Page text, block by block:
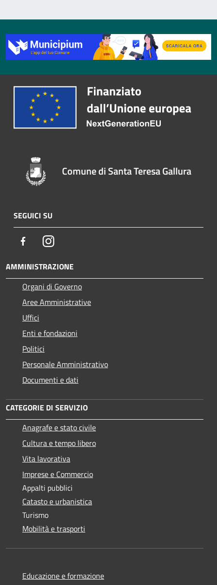
Comune di Santa Teresa Gallura
SEGUICI SU
FacebookInstagram
AMMINISTRAZIONE
Organi di Governo
Aree Amministrative
Uffici
Enti e fondazioni
Politici
Personale Amministrativo
Documenti e dati
CATEGORIE DI SERVIZIO
Anagrafe e stato civile
Cultura e tempo libero
Vita lavorativa
Imprese e Commercio
Appalti pubblici
Catasto e urbanistica
Turismo
Mobilità e trasporti
Educazione e formazione